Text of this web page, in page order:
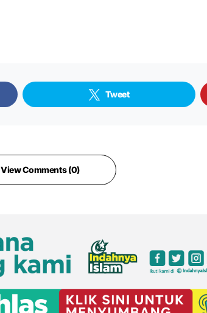
Tweet
View Comments (0)